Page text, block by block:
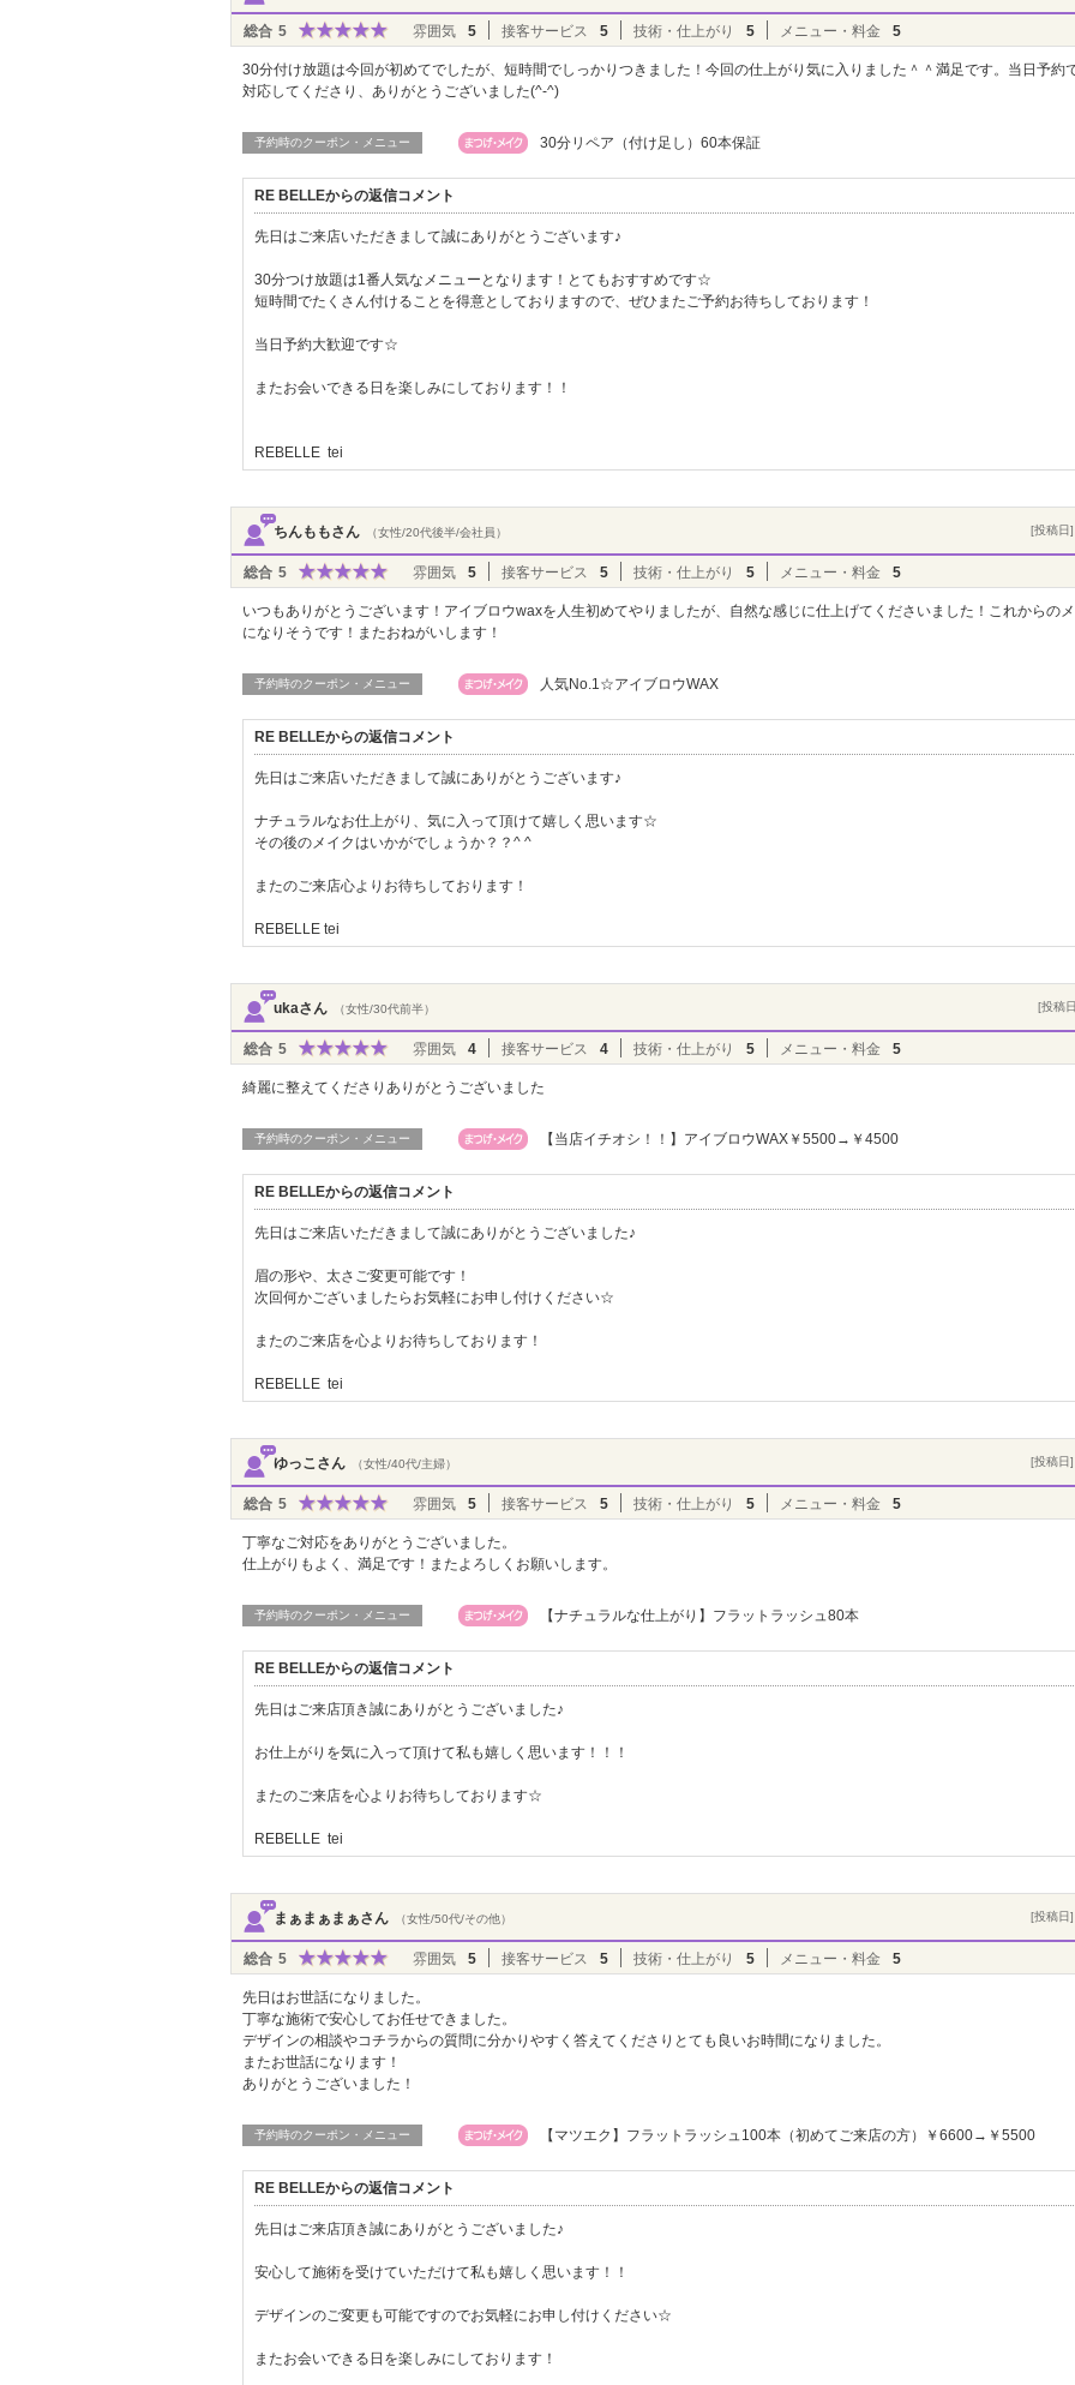
総合 5 雰囲気 5 接客サービス 5 技術・仕上がり 5 メニュー・料金 5
30分付け放題は今回が初めてでしたが、短時間でしっかりつきました！今回の仕上がり気に入りました＾＾満足です。当日予約
対応してくださり、ありがとうございました(^-^)
予約時のクーポン・メニュー 30分リペア（付け足し）60本保証
RE BELLEからの返信コメント
先日はご来店いただきまして誠にありがとうございます♪
30分つけ放題は1番人気なメニューとなります！とてもおすすめです☆
短時間でたくさん付けることを得意としておりますので、ぜひまたご予約お待ちしております！
当日予約大歓迎です☆
またお会いできる日を楽しみにしております！！
REBELLE tei
ちんももさん （女性/20代後半/会社員） [投稿日
総合 5 雰囲気 5 接客サービス 5 技術・仕上がり 5 メニュー・料金 5
いつもありがとうございます！アイブロウwaxを人生初めてやりましたが、自然な感じに仕上げてくださいました！これからの
になりそうです！またおねがいします！
予約時のクーポン・メニュー 人気No.1☆アイブロウWAX
RE BELLEからの返信コメント
先日はご来店いただきまして誠にありがとうございます♪
ナチュラルなお仕上がり、気に入って頂けて嬉しく思います☆
その後のメイクはいかがでしょうか？？^ ^
またのご来店心よりお待ちしております！
REBELLE tei
ukaさん （女性/30代前半） [投稿
総合 5 雰囲気 4 接客サービス 4 技術・仕上がり 5 メニュー・料金 5
綺麗に整えてくださりありがとうございました
予約時のクーポン・メニュー 【当店イチオシ！！】アイブロウWAX￥5500→￥4500
RE BELLEからの返信コメント
先日はご来店いただきまして誠にありがとうございました♪
眉の形や、太さご変更可能です！
次回何かございましたらお気軽にお申し付けください☆
またのご来店を心よりお待ちしております！
REBELLE tei
ゆっこさん （女性/40代/主婦） [投稿日
総合 5 雰囲気 5 接客サービス 5 技術・仕上がり 5 メニュー・料金 5
丁寧なご対応をありがとうございました。
仕上がりもよく、満足です！またよろしくお願いします。
予約時のクーポン・メニュー 【ナチュラルな仕上がり】フラットラッシュ80本
RE BELLEからの返信コメント
先日はご来店頂き誠にありがとうございました♪
お仕上がりを気に入って頂けて私も嬉しく思います！！！
またのご来店を心よりお待ちしております☆
REBELLE tei
まぁまぁまぁさん （女性/50代/その他） [投稿日
総合 5 雰囲気 5 接客サービス 5 技術・仕上がり 5 メニュー・料金 5
先日はお世話になりました。
丁寧な施術で安心してお任せできました。
デザインの相談やコチラからの質問に分かりやすく答えてくださりとても良いお時間になりました。
またお世話になります！
ありがとうございました！
予約時のクーポン・メニュー 【マツエク】フラットラッシュ100本（初めてご来店の方）￥6600→￥5500
RE BELLEからの返信コメント
先日はご来店頂き誠にありがとうございました♪
安心して施術を受けていただけて私も嬉しく思います！！
デザインのご変更も可能ですのでお気軽にお申し付けください☆
またお会いできる日を楽しみにしております！